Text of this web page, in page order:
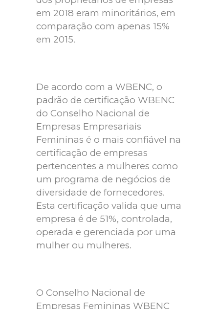
em 2018 eram minoritários, em
comparação com apenas 15%
em 2015.
De acordo com a WBENC, o
padrão de certificação WBENC
do Conselho Nacional de
Empresas Empresariais
Femininas é o mais confiável na
certificação de empresas
pertencentes a mulheres como
um programa de negócios de
diversidade de fornecedores.
Esta certificação valida que uma
empresa é de 51%, controlada,
operada e gerenciada por uma
mulher ou mulheres.
O Conselho Nacional de
Empresas Femininas WBENC